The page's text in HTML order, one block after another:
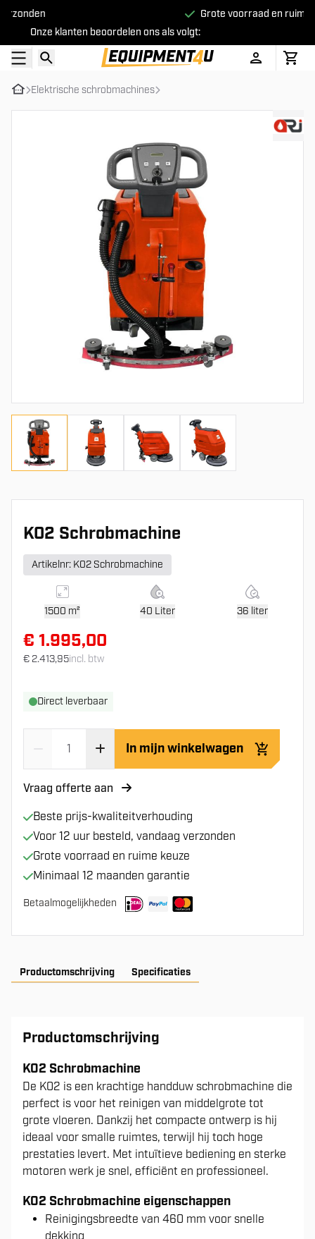
Onze klanten beoordelen ons als volgt:
Grote voorraad en ruime keuze
Elektrische schrobmachines
k023-768x768k024-768x768k022-768x768
K02 Schrobmachine
Artikelnr: K02 Schrobmachine
1500 m² 40 Liter 36 liter
€ 1.995,00
€ 2.413,95incl. btw
Direct leverbaar
In mijn winkelwagen
Vraag offerte aan
Beste prijs-kwaliteitverhouding
Voor 12 uur besteld, vandaag verzonden
Grote voorraad en ruime keuze
Minimaal 12 maanden garantie
Betaalmogelijkheden
Productomschrijving Specificaties
Productomschrijving
K02 Schrobmachine
De K02 is een krachtige handduw schrobmachine die
perfect is voor het reinigen van middelgrote tot
grote vloeren. Dankzij het compacte ontwerp is hij
ideaal voor smalle ruimtes, terwijl hij toch hoge
prestaties levert. Met intuïtieve bediening en sterke
motoren werk je snel, efficiënt en professioneel.
K02 Schrobmachine eigenschappen
Reinigingsbreedte van 460 mm voor snelle